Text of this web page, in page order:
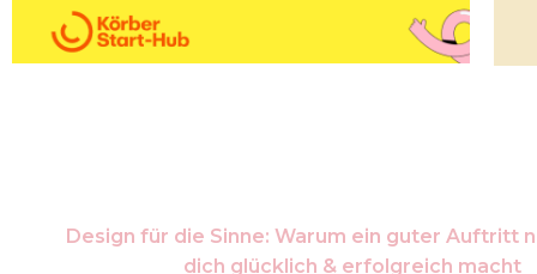
Design für die Sinne: Warum ein guter Auftritt
dich glücklich & erfolgreich macht